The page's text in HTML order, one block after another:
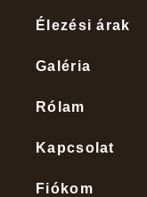
Élezési árak
Galéria
Rólam
Kapcsolat
Fiókom